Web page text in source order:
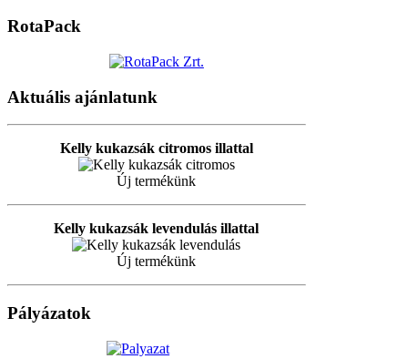
RotaPack
Aktuális ajánlatunk
Kelly kukazsák citromos illattal
Új termékünk
Kelly kukazsák levendulás illattal
Új termékünk
Pályázatok